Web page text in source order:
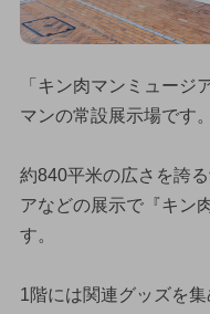
「キン肉マンミュージ
マンの常設展示場です。
約840平米の広さを誇
アなどの展示で『キン
す。
1階には関連グッズを